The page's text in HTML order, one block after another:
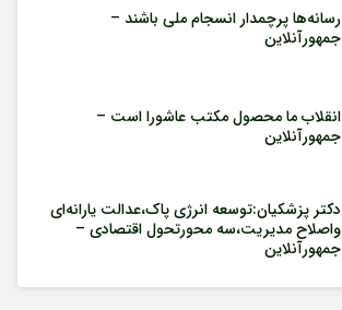
رسانه‌ها پرچمدار انسجام ملی باشند –
جمهورآنلاین
انقلاب ما محصول مکتب عاشورا است –
جمهورآنلاین
دکتر پزشکیان:توسعه انرژی پاک،عدالت یارانه‌ای
واصلاح مدیریت،سه محورتحول اقتصادی –
جمهورآنلاین